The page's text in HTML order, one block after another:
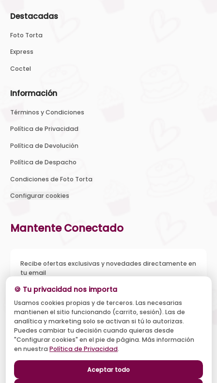
Destacadas
Foto Torta
Express
Coctel
Información
Términos y Condiciones
Política de Privacidad
Política de Devolución
Política de Despacho
Condiciones de Foto Torta
Configurar cookies
Mantente Conectado
Recibe ofertas exclusivas y novedades directamente en
tu email
Acepto recibir novedades y ofertas, y el tratamiento de mi
email según la Política de Privacidad . Puedo darme de baja
cuando quiera.
Suscribirse
🍪 Tu privacidad nos importa
Usamos cookies propias y de terceros. Las necesarias
mantienen el sitio funcionando (carrito, sesión). Las de
analítica y marketing solo se activan si tú lo autorizas.
Puedes cambiar tu decisión cuando quieras desde
"Configurar cookies" en el pie de página. Más información
en nuestra Política de Privacidad.
Aceptar todo